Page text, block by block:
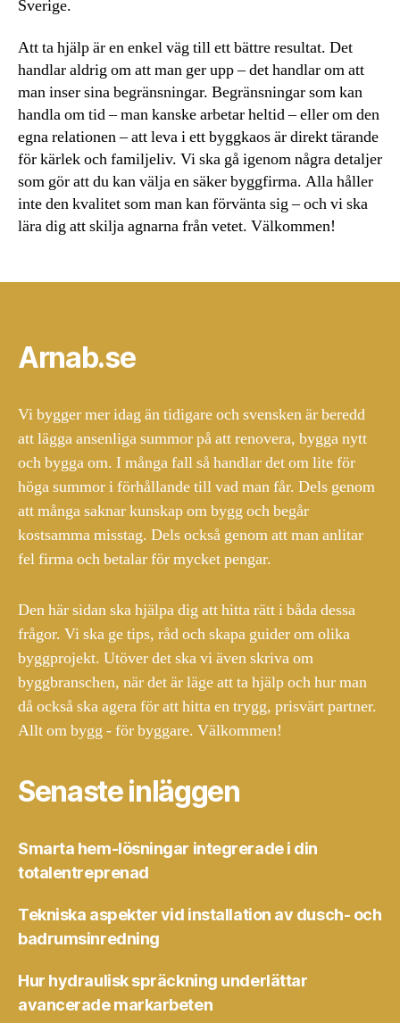
Sverige.
Att ta hjälp är en enkel väg till ett bättre resultat. Det
handlar aldrig om att man ger upp – det handlar om att
man inser sina begränsningar. Begränsningar som kan
handla om tid – man kanske arbetar heltid – eller om den
egna relationen – att leva i ett byggkaos är direkt tärande
för kärlek och familjeliv. Vi ska gå igenom några detaljer
som gör att du kan välja en säker byggfirma. Alla håller
inte den kvalitet som man kan förvänta sig – och vi ska
lära dig att skilja agnarna från vetet. Välkommen!
Arnab.se
Vi bygger mer idag än tidigare och svensken är beredd
att lägga ansenliga summor på att renovera, bygga nytt
och bygga om. I många fall så handlar det om lite för
höga summor i förhållande till vad man får. Dels genom
att många saknar kunskap om bygg och begår
kostsamma misstag. Dels också genom att man anlitar
fel firma och betalar för mycket pengar.
Den här sidan ska hjälpa dig att hitta rätt i båda dessa
frågor. Vi ska ge tips, råd och skapa guider om olika
byggprojekt. Utöver det ska vi även skriva om
byggbranschen, när det är läge att ta hjälp och hur man
då också ska agera för att hitta en trygg, prisvärt partner.
Allt om bygg - för byggare. Välkommen!
Senaste inläggen
Smarta hem-lösningar integrerade i din
totalentreprenad
Tekniska aspekter vid installation av dusch- och
badrumsinredning
Hur hydraulisk spräckning underlättar
avancerade markarbeten